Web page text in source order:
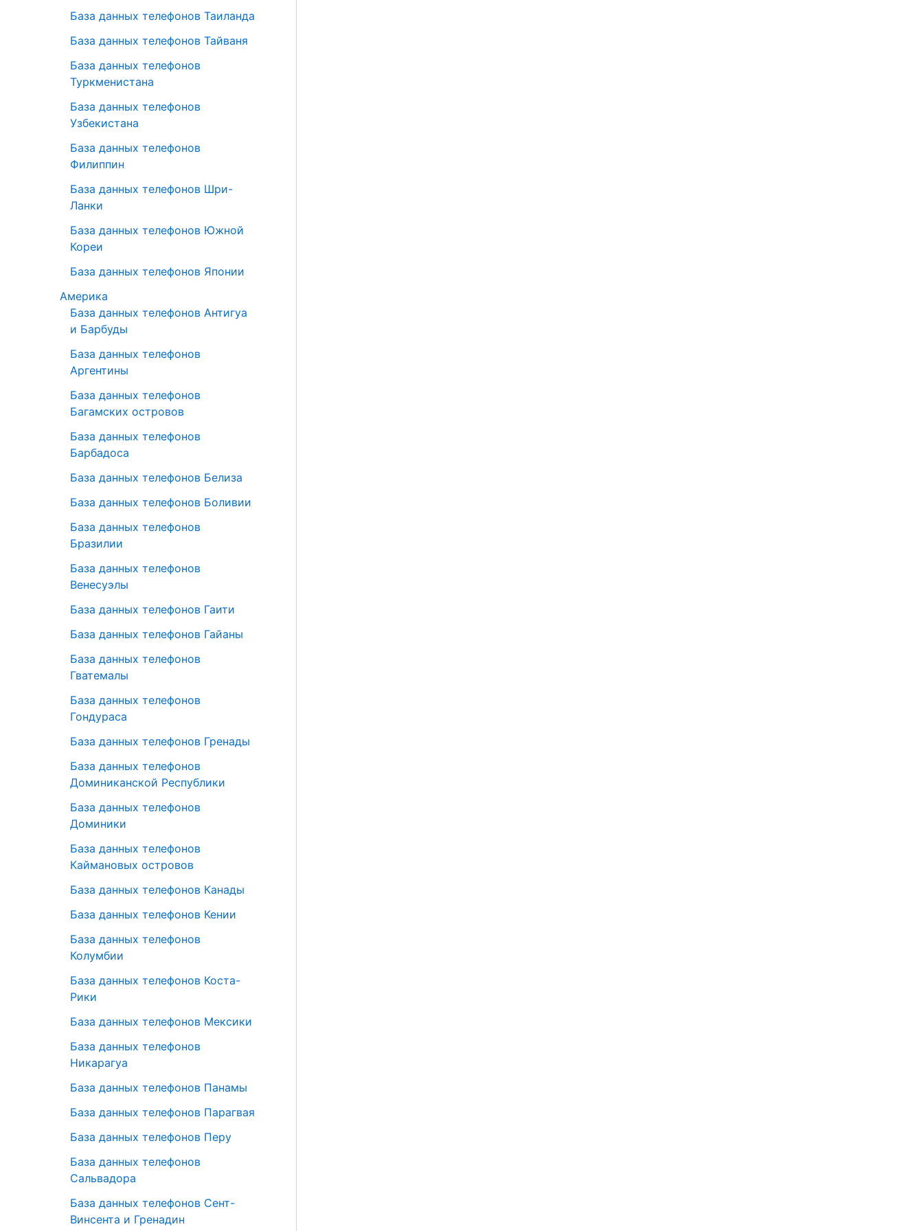
База данных телефонов Таиланда
База данных телефонов Тайваня
База данных телефонов
Туркменистана
База данных телефонов
Узбекистана
База данных телефонов
Филиппин
База данных телефонов Шри-
Ланки
База данных телефонов Южной
Кореи
База данных телефонов Японии
Америка
База данных телефонов Антигуа
и Барбуды
База данных телефонов
Аргентины
База данных телефонов
Багамских островов
База данных телефонов
Барбадоса
База данных телефонов Белиза
База данных телефонов Боливии
База данных телефонов
Бразилии
База данных телефонов
Венесуэлы
База данных телефонов Гаити
База данных телефонов Гайаны
База данных телефонов
Гватемалы
База данных телефонов
Гондураса
База данных телефонов Гренады
База данных телефонов
Доминиканской Республики
База данных телефонов
Доминики
База данных телефонов
Каймановых островов
База данных телефонов Канады
База данных телефонов Кении
База данных телефонов
Колумбии
База данных телефонов Коста-
Рики
База данных телефонов Мексики
База данных телефонов
Никарагуа
База данных телефонов Панамы
База данных телефонов Парагвая
База данных телефонов Перу
База данных телефонов
Сальвадора
База данных телефонов Сент-
Винсента и Гренадин